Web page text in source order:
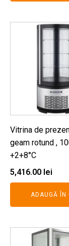
Vitrina de
geam rotund ,
+2+8°C
5,416.00 lei
ADAUGĂ ÎN